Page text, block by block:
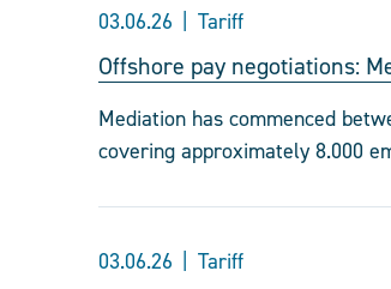
03.06.26 Tariff
Offshore pay negotiations:
Mediation has commenced
covering approximately 8.000
03.06.26 Tariff